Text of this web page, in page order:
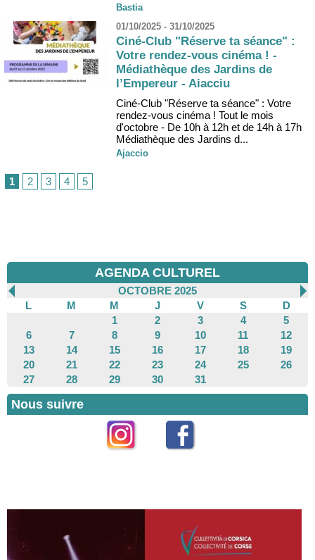
Bastia
01/10/2025 - 31/10/2025
Ciné-Club "Réserve ta séance" :
Votre rendez-vous cinéma ! -
Médiathèque des Jardins de
l’Empereur - Aiacciu
Ciné-Club "Réserve ta séance" : Votre
rendez-vous cinéma ! Tout le mois
d'octobre - De 10h à 12h et de 14h à 17h
Médiathèque des Jardins d...
Ajaccio
1 2 3 4 5
AGENDA CULTUREL
OCTOBRE 2025
L
M M J V S
D
1
2 3 4
5
6
7 8 9 10 11
12
13
14 15 16 17 18
19
20
21 22 23 24 25
26
27
28 29 30 31
Nous suivre